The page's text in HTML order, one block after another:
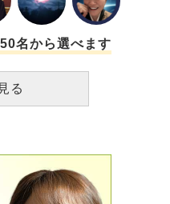
分には反応してくれない)
したのだが、わかって貰え
得できる訳もなく。しか
されたり言ったりしたらや
だが(Mのことは気にしなく
再度衝突してしまい、今
つのアカウントを除き、
名から選べます
る